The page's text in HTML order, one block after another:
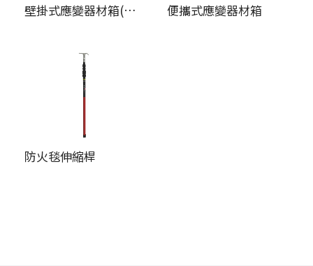
壁掛式應變器材箱(停產) 便攜式應變器材箱
防火毯伸縮桿